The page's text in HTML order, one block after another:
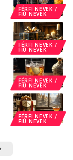
FÉRFI NEVEK /
FIÚ NEVEK
FÉRFI NEVEK /
FIÚ NEVEK
FÉRFI NEVEK /
FIÚ NEVEK
FÉRFI NEVEK /
FIÚ NEVEK